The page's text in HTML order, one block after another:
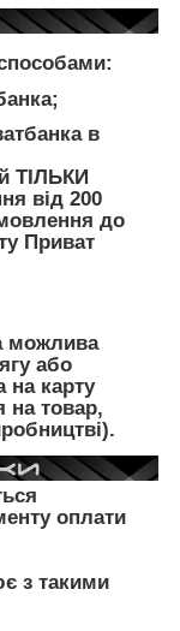
в
ТІЛЬКИ
від 200
до
Приват
можлива
або
на карту
на товар,
оплати
з такими